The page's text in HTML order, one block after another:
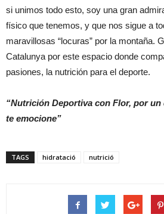
si unimos todo esto, soy una gran
físico que tenemos, y que nos sigue a
maravillosas “locuras” por la montaña.
Catalunya por este espacio donde
pasiones, la nutrición para el deporte.
“Nutrición Deportiva con Flor, por
te emocione”
TAGS hidratació nutrició